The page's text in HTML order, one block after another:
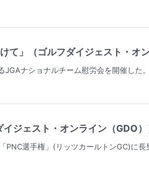
て」（ゴルフダイジェスト・オ
ナショナルチーム慰労会を開催した
ジェスト・オンライン（GDO
選手権」(リッツカールトンGC)に